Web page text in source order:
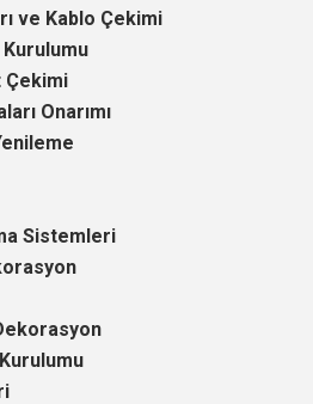
ve Kablo Çekimi
Çekimi
Onarımı
Sistemleri